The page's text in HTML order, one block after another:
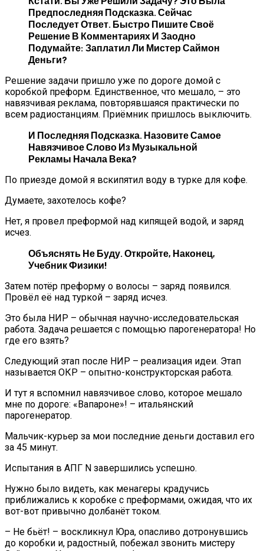
Предпоследняя Подсказка. Сейчас
Последует Ответ. Быстро Пишите Своё
Решение В Комментариях И Заодно
Подумайте: Заплатил Ли Мистер Саймон
Деньги?
Решение задачи пришло уже по дороге домой с
коробкой преформ. Единственное, что мешало, – это
навязчивая реклама, повторявшаяся практически по
всем радиостанциям. Приёмник пришлось выключить.
И Последняя Подсказка. Назовите Самое
Навязчивое Слово Из Музыкальной
Рекламы Начала Века?
По приезде домой я вскипятил воду в турке для кофе.
Думаете, захотелось кофе?
Нет, я провел преформой над кипящей водой, и заряд
исчез.
Объяснять Не Буду. Откройте, Наконец,
Учебник Физики!
Затем потёр преформу о волосы – заряд появился.
Провёл её над туркой – заряд исчез.
Это была НИР – обычная научно-исследовательская
работа. Задача решается с помощью парогенератора! Но
где его взять?
Следующий этап после НИР – реализация идеи. Этап
называется ОКР – опытно-конструкторская работа.
И тут я вспомнил навязчивое слово, которое мешало
мне по дороге: «Вапароне»! – итальянский
парогенератор.
Мальчик-курьер за мои последние деньги доставил его
за 45 минут.
Испытания в АПГ N завершились успешно.
Нужно было видеть, как менагеры крадучись
приближались к коробке с преформами, ожидая, что их
вот-вот привычно долбанёт током.
– Не бьёт! – воскликнул Юра, опасливо дотронувшись
до коробки и, радостный, побежал звонить мистеру